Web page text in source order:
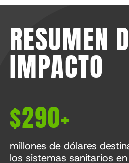
RESUMEN
IMPACTO
$290+
millones de dólares
los sistemas sanitarios